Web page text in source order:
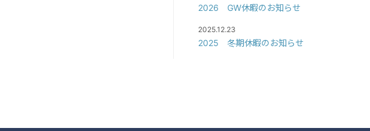
2026 GW休暇のお知らせ
2025.12.23
2025 冬期休暇のお知らせ